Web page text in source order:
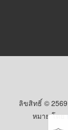
ลิขสิทธิ์ ©
หมาย โดย